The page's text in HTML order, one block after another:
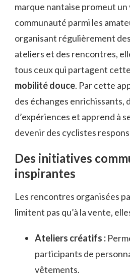
marque nantaise promeut
communauté parmi les
organisant régulièrement
ateliers et des rencontres,
tous ceux qui partagent
mobilité douce. Par cette
des échanges enrichissants,
d’expériences et apprend à
devenir des cyclistes
Des initiatives
inspirantes
Les rencontres organisées
limitent pas qu’à la vente,
Ateliers créatifs :
participants de
vêtements.